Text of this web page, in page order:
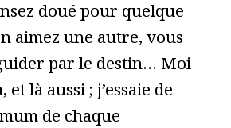
doué pour quelque
aimez une autre, vous
par le destin… Moi
là aussi ; j’essaie de
de chaque